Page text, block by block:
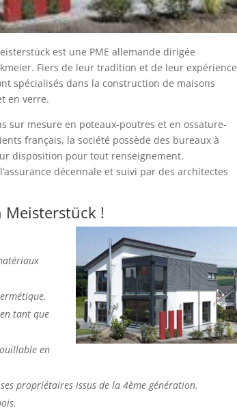
est une PME allemande dirigée
Fiers de leur tradition et de leur expérience
spécialisés dans la construction de maisons
en verre.
sur mesure en poteaux-poutres et en ossature-
français, la société possède des bureaux à
disposition pour tout renseignement.
décennale et suivi par des architectes
Meisterstück !
tant que
en
propriétaires issus de la 4ème génération.